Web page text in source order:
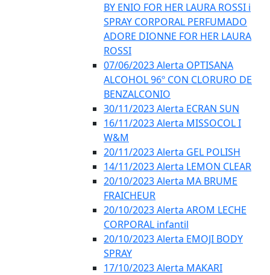
BY ENIO FOR HER LAURA ROSSI i
SPRAY CORPORAL PERFUMADO
ADORE DIONNE FOR HER LAURA
ROSSI
07/06/2023 Alerta OPTISANA
ALCOHOL 96º CON CLORURO DE
BENZALCONIO
30/11/2023 Alerta ECRAN SUN
16/11/2023 Alerta MISSOCOL I
W&M
20/11/2023 Alerta GEL POLISH
14/11/2023 Alerta LEMON CLEAR
20/10/2023 Alerta MA BRUME
FRAICHEUR
20/10/2023 Alerta AROM LECHE
CORPORAL infantil
20/10/2023 Alerta EMOJI BODY
SPRAY
17/10/2023 Alerta MAKARI